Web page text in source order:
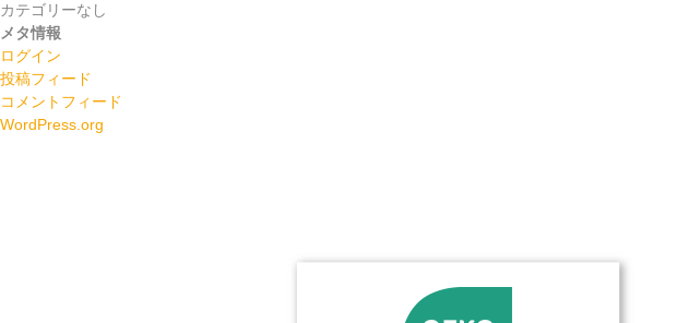
カテゴリーなし
メタ情報
ログイン
投稿フィード
コメントフィード
WordPress.org